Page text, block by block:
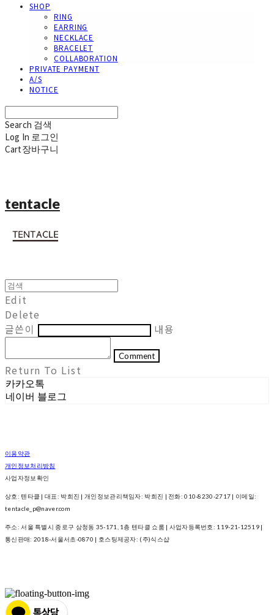
SHOP
RING
EARRING
NECKLACE
BRACELET
COLLABORATION
PRIVATE PAYMENT
A/S
NOTICE
Search 검색
Log In 로그인
Cart장바구니
tentacle
Edit
Delete
글쓴이
내용
Comment
Return To List
카카오톡
네이버 블로그
이용약관
개인정보처리방침
사업자정보확인
상호: 텐타클 | 대표: 박희진 | 개인정보관리책임자: 박희진 | 전화: 010-8230-2717 | 이메일:
tentacle_p@naver.com
주소: 서울 특별시 종로구 삼청동 35-171, 1층 텐타클 쇼룸 | 사업자등록번호: 119-21-12519 |
통신판매: 2018-서울서초-0870 | 호스팅제공자: (주)식스샵